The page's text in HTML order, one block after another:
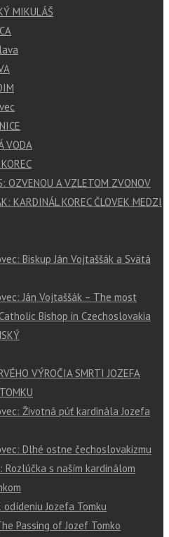
MIKULÁŠ
VODA
OZVENOU A VZLETOM ZVONOV
KARDINÁL KOREC ČLOVEK MEDZI
Biskup Ján Vojtaššák a Svätá
Ján Vojtaššák – The most
Bishop in Czechoslovakia
VÝROČIA SMRTI JOZEFA
Životná púť kardinála Jozefa
Dlhé ostne čechoslovakizmu
Rozlúčka s naším kardinálom
odídeniu Jozefa Tomku
Passing of Jozef Tomko